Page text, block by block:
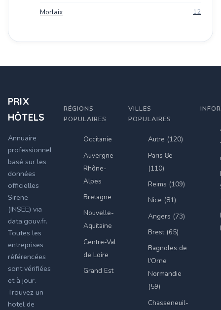
Morlaix 12
PRIX
HÔTELS
Annuaire
professionnel
basé sur les
données
officielles
Sirene
(INSEE) via
data.gouv.fr.
Toutes les
entreprises
référencées
sont vérifiées
et à jour.
Trouvez un
hotel de
RÉGIONS
POPULAIRES
Occitanie
Auvergne-
Rhône-
Alpes
Bretagne
Nouvelle-
Aquitaine
Centre-Val
de Loire
Grand Est
VILLES
POPULAIRES
Autre (120)
Paris 8e
(110)
Reims (109)
Nice (81)
Angers (73)
Brest (65)
Bagnoles de
l'Orne
Normandie
(59)
Chasseneuil-